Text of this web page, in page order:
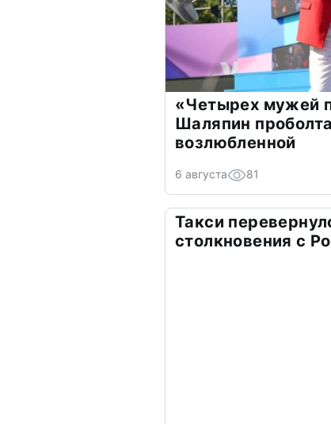
«Четырех мужей
Шаляпин
возлюбленной
6 августа 81
Такси
столкновения с